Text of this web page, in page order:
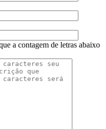
a contagem de letras abaixo